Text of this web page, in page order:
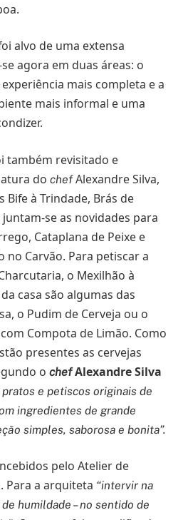
alvo de uma extensa
agora em duas áreas: o
mais completa e a
mais informal e uma
também revisitado e
do chefAlexandre Silva,
à Trindade, Brás de
juntam-se as novidades para
Cataplana de Peixe e
no Carvão. Para petiscar a
o Mexilhão à
casa são algumas das
o Pudim de Cerveja ou o
Compota de Limão. Como
presentes as cervejas
o chefAlexandre Silva
e petiscos originais de
ingredientes de grande
simples, saborosa e bonita”.
pelo Atelier de
. Para a arquiteta “intervir na
humildade – no sentido de